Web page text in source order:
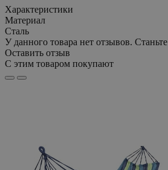
Характеристики
Материал
Сталь
У данного товара нет отзывов.
Оставить отзыв
С этим товаром покупают